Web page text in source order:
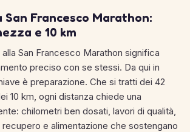
Francesco Marathon:
e 10 km
San Francesco Marathon significa
preciso con se stessi. Da qui in
è preparazione. Che si tratti dei 42
10 km, ogni distanza chiede una
chilometri ben dosati, lavori di qualità,
e alimentazione che sostengano